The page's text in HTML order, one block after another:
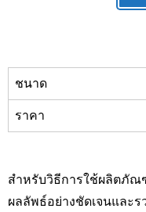
ชนาด
ราคา
สำหรับวิธีการใช้ผลิตภัณ
ผลลัพธ์อย่างชัดเจนและ